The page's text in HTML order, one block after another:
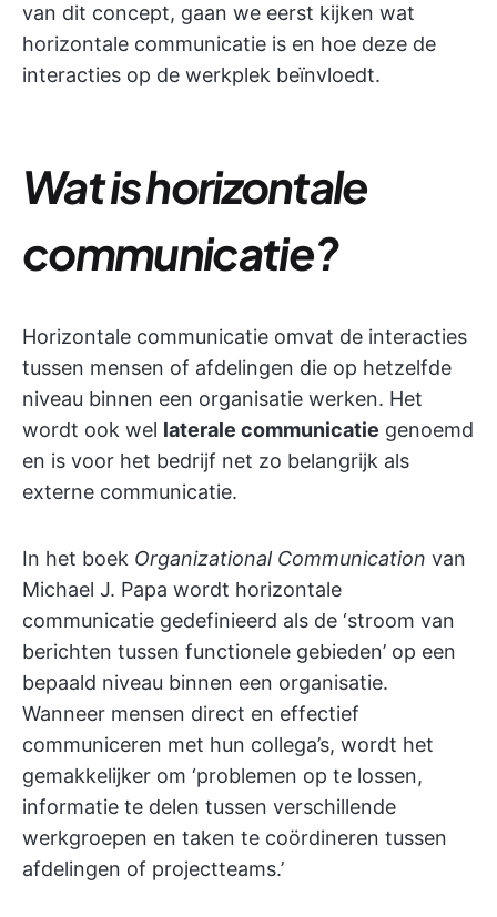
van dit concept, gaan we eerst kijken wat
horizontale communicatie is en hoe deze de
interacties op de werkplek beïnvloedt.
Wat is horizontale
communicatie?
Horizontale communicatie omvat de interacties
tussen mensen of afdelingen die op hetzelfde
niveau binnen een organisatie werken. Het
wordt ook wel laterale communicatie genoemd
en is voor het bedrijf net zo belangrijk als
externe communicatie.
In het boek Organizational Communication van
Michael J. Papa wordt horizontale
communicatie gedefinieerd als de ‘stroom van
berichten tussen functionele gebieden’ op een
bepaald niveau binnen een organisatie.
Wanneer mensen direct en effectief
communiceren met hun collega’s, wordt het
gemakkelijker om ‘problemen op te lossen,
informatie te delen tussen verschillende
werkgroepen en taken te coördineren tussen
afdelingen of projectteams.’